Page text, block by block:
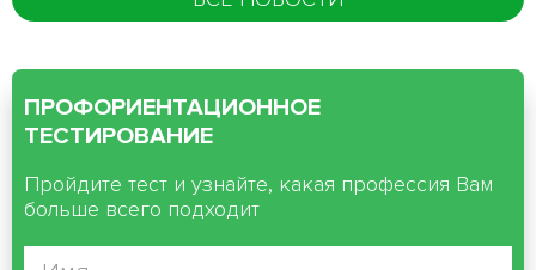
ПРОФОРИЕНТАЦИОННОЕ
ТЕСТИРОВАНИЕ
Пройдите тест и узнайте, какая профессия Вам
больше всего подходит